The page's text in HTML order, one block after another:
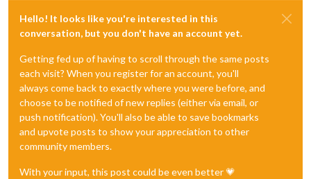
Hello! It looks like you're interested in this
conversation, but you don't have an account yet.
Getting fed up of having to scroll through the same posts
each visit? When you register for an account, you'll
always come back to exactly where you were before, and
choose to be notified of new replies (either via email, or
push notification). You'll also be able to save bookmarks
and upvote posts to show your appreciation to other
community members.
With your input, this post could be even better 💗